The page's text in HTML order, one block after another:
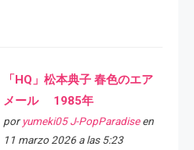
「HQ」松本典子 春色のエア
メール 1985年
por yumeki05 J-PopParadiseen
11 marzo 2026 a las 5:23